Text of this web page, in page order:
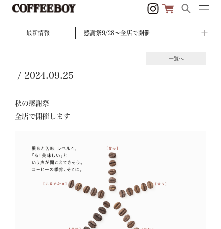
最新情報 感謝祭9/28〜全店で開催
/ 2024.09.25
一覧へ
秋の感謝祭
全店で開催します